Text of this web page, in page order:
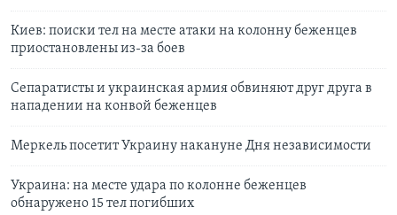
Киев: поиски тел на месте атаки на колонну беженцев
приостановлены из-за боев
Сепаратисты и украинская армия обвиняют друг друга в
нападении на конвой беженцев
Меркель посетит Украину накануне Дня независимости
Украина: на месте удара по колонне беженцев
обнаружено 15 тел погибших